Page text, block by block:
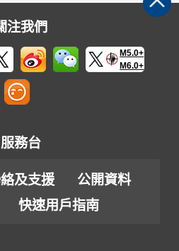
注我們
M5.0+
M6.0+
服務台
及支援
公開資料
快速用戶指南